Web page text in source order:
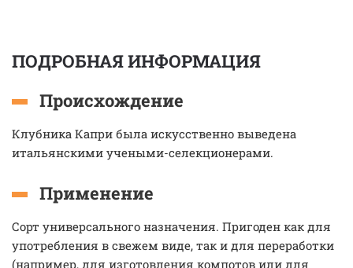
ПОДРОБНАЯ ИНФОРМАЦИЯ
Происхождение
Клубника Капри была искусственно выведена
итальянскими учеными-селекционерами.
Применение
Сорт универсального назначения. Пригоден как для
употребления в свежем виде, так и для переработки
(например, для изготовления компотов или для